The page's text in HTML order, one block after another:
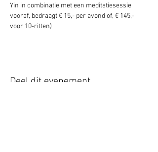
Yin in combinatie met een meditatiesessie
vooraf, bedraagt € 15,- per avond of, € 145,-
voor 10-ritten)
Deel dit evenement